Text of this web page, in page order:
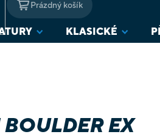
NÁKUPNÍ
KOŠÍK
Prázdný košík
KLASICKÉ
EX